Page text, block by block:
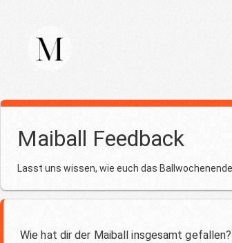
Maiball Feedback
Lasst uns wissen, wie euch das
Wie hat dir der Maiball insgesamt gefallen?